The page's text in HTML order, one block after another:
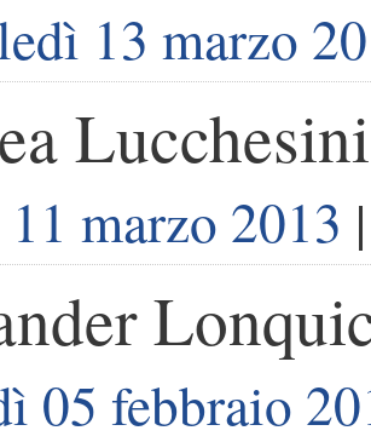
13 marzo
Lucchesini
marzo 2013
05 febbraio